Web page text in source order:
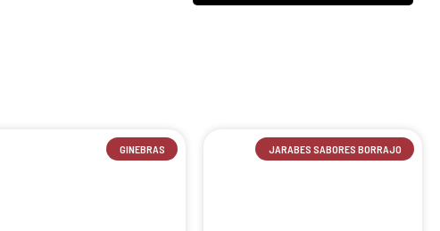
GINEBRAS JARABES SABORES BORRAJO